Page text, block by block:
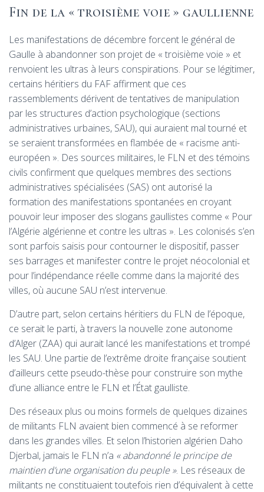
Fin de la «troisième voie » gaullienne
Les manifestations de décembre forcent le général de
Gaulle à abandonner son projet de « troisième voie » et
renvoient les ultras à leurs conspirations. Pour se légitimer,
certains héritiers du FAF affirment que ces
rassemblements dérivent de tentatives de manipulation
par les structures d’action psychologique (sections
administratives urbaines, SAU), qui auraient mal tourné et
se seraient transformées en flambée de « racisme anti-
européen ». Des sources militaires, le FLN et des témoins
civils confirment que quelques membres des sections
administratives spécialisées (SAS) ont autorisé la
formation des manifestations spontanées en croyant
pouvoir leur imposer des slogans gaullistes comme « Pour
l’Algérie algérienne et contre les ultras ». Les colonisés s’en
sont parfois saisis pour contourner le dispositif, passer
ses barrages et manifester contre le projet néocolonial et
pour l’indépendance réelle comme dans la majorité des
villes, où aucune SAU n’est intervenue.
D’autre part, selon certains héritiers du FLN de l’époque,
ce serait le parti, à travers la nouvelle zone autonome
d’Alger (ZAA) qui aurait lancé les manifestations et trompé
les SAU. Une partie de l’extrême droite française soutient
d’ailleurs cette pseudo-thèse pour construire son mythe
d’une alliance entre le FLN et l’État gaulliste.
Des réseaux plus ou moins formels de quelques dizaines
de militants FLN avaient bien commencé à se reformer
dans les grandes villes. Et selon l’historien algérien Daho
Djerbal, jamais le FLN n’a « abandonné le principe de
maintien d’une organisation du peuple ». Les réseaux de
militants ne constituaient toutefois rien d’équivalent à cette